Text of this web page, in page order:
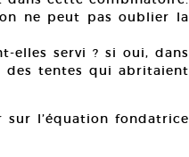
ne peut pas oublier la
elles servi ? si oui, dans
des tentes qui abritaient
l’équation fondatrice